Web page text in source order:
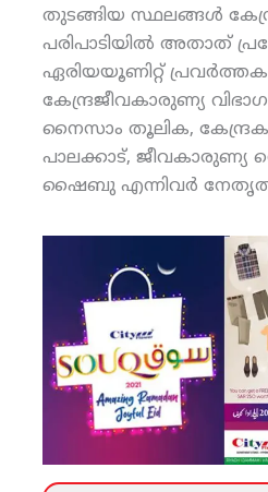
തുടങ്ങിയ സ്ഥലങ്ങള്‍
പരിപാടിയില്‍ അതാത്
ഏരിയയൂണിറ്റ്
കേന്ദ്രജീവകാരുണ്യ
നൈസാം തൂലിക,
പാലക്കാട്,
ഷൈബു എന്നിവര്‍